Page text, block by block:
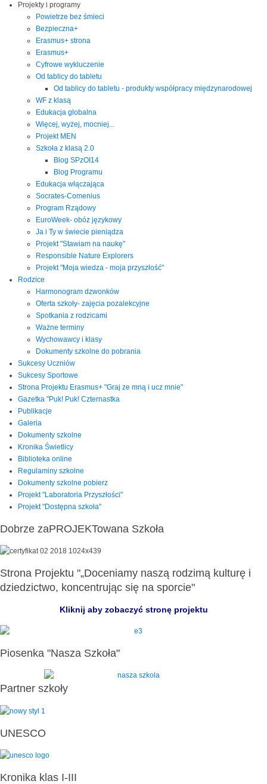
Projekty i programy
Powietrze bez śmieci
Bezpieczna+
Erasmus+ strona
Erasmus+
Cyfrowe wykluczenie
Od tablicy do tabletu
Od tablicy do tabletu - produkty współpracy międzynarodowej
WF z klasą
Edukacja globalna
Więcej, wyżej, mocniej...
Projekt MEN
Szkoła z klasą 2.0
Blog SPzOI14
Blog Programu
Edukacja włączająca
Socrates-Comenius
Program Rządowy
EuroWeek- obóz językowy
Ja i Ty w świecie pieniądza
Projekt "Stawiam na naukę"
Responsible Nature Explorers
Projekt "Moja wiedza - moja przyszłość"
Rodzice
Harmonogram dzwonków
Oferta szkoły- zajęcia pozalekcyjne
Spotkania z rodzicami
Ważne terminy
Wychowawcy i klasy
Dokumenty szkolne do pobrania
Sukcesy Uczniów
Sukcesy Sportowe
Strona Projektu Erasmus+ "Graj ze mną i ucz mnie"
Gazetka "Puk! Puk! Czternastka
Publikacje
Galeria
Dokumenty szkolne
Kronika Świetlicy
Biblioteka online
Regulaminy szkolne
Dokumenty szkolne pobierz
Projekt "Laboratoria Przyszłości"
Projekt "Dostępna szkoła"
Dobrze zaPROJEKTowana Szkoła
Strona Projektu "„Doceniamy naszą rodzimą kulturę i
dziedzictwo, koncentrując się na sporcie"
Kliknij aby zobaczyć stronę projektu
Piosenka "Nasza Szkoła"
Partner szkoły
UNESCO
Kronika klas I-III